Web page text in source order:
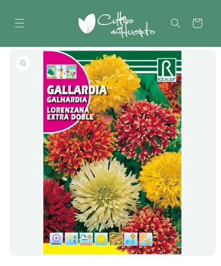
al contenido
Carrito
directamente
información
del producto